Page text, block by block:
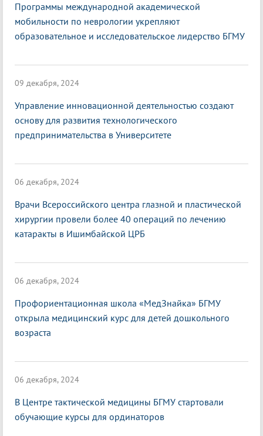
Программы международной академической
мобильности по неврологии укрепляют
образовательное и исследовательское лидерство БГМУ
09 декабря, 2024
Управление инновационной деятельностью создают
основу для развития технологического
предпринимательства в Университете
06 декабря, 2024
Врачи Всероссийского центра глазной и пластической
хирургии провели более 40 операций по лечению
катаракты в Ишимбайской ЦРБ
06 декабря, 2024
Профориентационная школа «МедЗнайка» БГМУ
открыла медицинский курс для детей дошкольного
возраста
06 декабря, 2024
В Центре тактической медицины БГМУ стартовали
обучающие курсы для ординаторов